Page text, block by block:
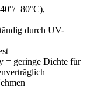
+80°C),
durch UV-
= geringe Dichte für